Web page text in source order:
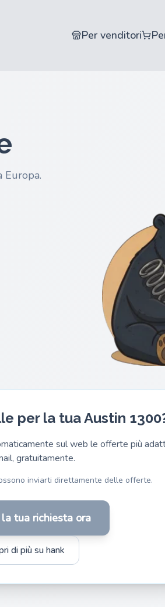
Per venditori
Europa.
per la tua Austin
sul web le offerte più
gratuitamente.
inviarti direttamente delle offerte.
tua richiesta ora
di più su hank